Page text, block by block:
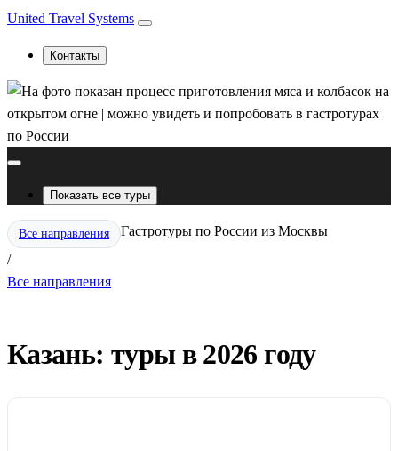
United Travel Systems
Контакты
Показать все туры
Все направления
/
Гастротуры по России из Москвы
Все направления
Казань: туры в 2026 году